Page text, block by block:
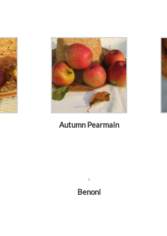
Autumn Pearmain
Benoni